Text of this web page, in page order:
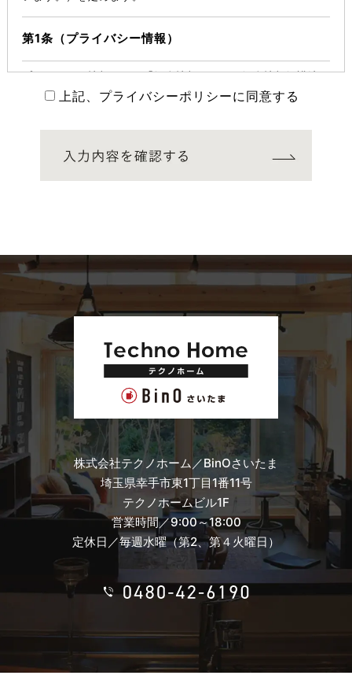
第1条（プライバシー情報）
プライバシー情報のうち「個人情報」とは，個人情報保護法に
いう「個人情報」を指すものとし，生存する個人に関する情報
であって，当該情報に含まれる氏名，生年月日，住所，電話番
プライバシー情報のうち「履歴情報および特性情報」とは，上
第２条（プライバシー情報の収集方法）
当社は，ユーザーが利用登録をする際に氏名，生年月日，住
所，電話番号，メールアドレス，銀行口座番号，クレジットカ
ード番号，運転免許証番号などの個人情報をお尋ねすることが
あります。また，ユーザーと提携先などとの間でなされたユー
ザーの個人情報を含む取引記録や，決済に関する情報を当社の
提携先（情報提供元，広告主，広告配信先などを含みます。以
下，｢提携先｣といいます。）などから収集することがありま
当社は，ユーザーについて，利用したサービスやソフトウエ
ア，購入した商品，閲覧したページや広告の履歴，検索した検
索キーワード，利用日時，利用方法，利用環境（携帯端末を通
じてご利用の場合の当該端末の通信状態，利用に際しての各種
設定情報なども含みます），IPアドレス，クッキー情報，位置
情報，端末の個体識別情報などの履歴情報および特性情報を，
ユーザーが当社や提携先のサービスを利用しまたはページを閲
覧する際に収集します。
第３条（個人情報を収集・利用する目的）
当社が個人情報を収集・利用する目的は，以下のとおりです。
（1）ユーザーに自分の登録情報の閲覧や修正，利用状況の閲
覧を行っていただくために，氏名，住所，連絡先，支払方法な
上記、プライバシーポリシーに同意する
株式会社テクノホーム／BinOさいたま
埼玉県幸手市東1丁目1番11号
テクノホームビル1F
営業時間／9:00～18:00
定休日／毎週水曜（第2、第４火曜日）